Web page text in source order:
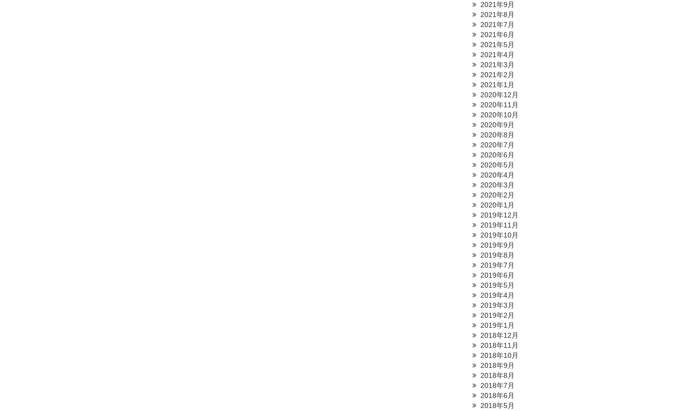
2021年9月
2021年8月
2021年7月
2021年6月
2021年5月
2021年4月
2021年3月
2021年2月
2021年1月
2020年12月
2020年11月
2020年10月
2020年9月
2020年8月
2020年7月
2020年6月
2020年5月
2020年4月
2020年3月
2020年2月
2020年1月
2019年12月
2019年11月
2019年10月
2019年9月
2019年8月
2019年7月
2019年6月
2019年5月
2019年4月
2019年3月
2019年2月
2019年1月
2018年12月
2018年11月
2018年10月
2018年9月
2018年8月
2018年7月
2018年6月
2018年5月